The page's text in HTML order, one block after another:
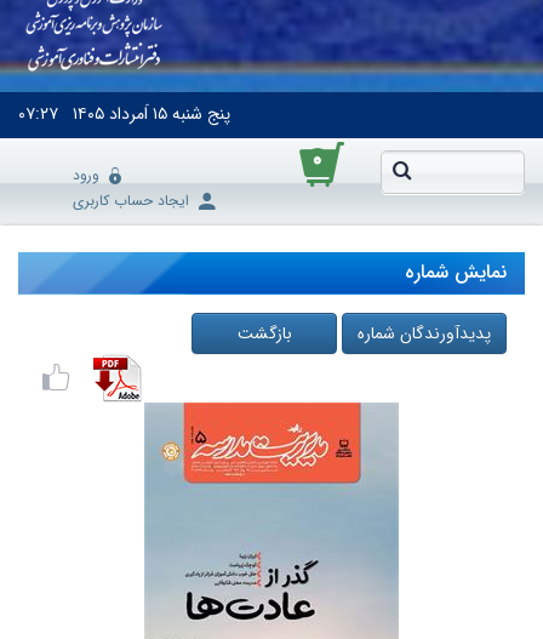
پنج شنبه۱۵ اَمرداد ۱۴۰۵ ۰۷:۲۷
۰
ورود
ایجاد حساب کاربری
نمایش شماره
پدیدآورندگان شماره بازگشت